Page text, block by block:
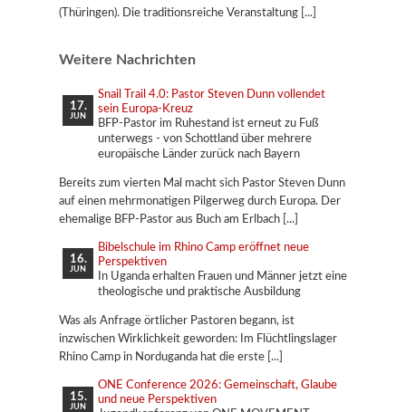
(Thüringen). Die traditionsreiche Veranstaltung
Weitere Nachrichten
17.
JUN
Snail Trail 4.0: Pastor Steven Dunn vollendet
sein Europa-Kreuz
BFP-Pastor im Ruhestand ist erneut zu Fuß
unterwegs - von Schottland über mehrere
europäische Länder zurück nach Bayern
Bereits zum vierten Mal macht sich Pastor Steven Dunn
auf einen mehrmonatigen Pilgerweg durch Europa. Der
ehemalige BFP-Pastor aus Buch am Erlbach
16.
JUN
Bibelschule im Rhino Camp eröffnet neue
Perspektiven
In Uganda erhalten Frauen und Männer jetzt eine
theologische und praktische Ausbildung
Was als Anfrage örtlicher Pastoren begann, ist
inzwischen Wirklichkeit geworden: Im Flüchtlingslager
Rhino Camp in Norduganda hat die erste
15.
JUN
ONE Conference 2026: Gemeinschaft, Glaube
und neue Perspektiven